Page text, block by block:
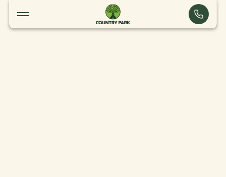
Château de Vaux le Vicomte